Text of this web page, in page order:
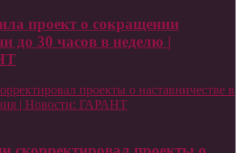
проект о сокращении
до 30 часов в неделю |
проекты о наставничестве в
| Новости: ГАРАНТ